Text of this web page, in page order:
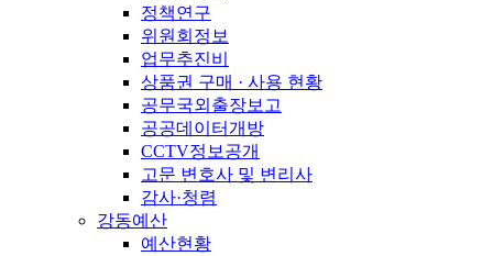
정책연구
위원회정보
업무추진비
상품권 구매 · 사용 현황
공무국외출장보고
공공데이터개방
CCTV정보공개
고문 변호사 및 변리사
감사·청렴
강동예산
예산현황